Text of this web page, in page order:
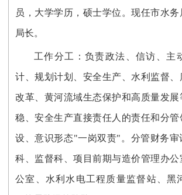
员，大学学历，硕士学位。现任市水务
局长。
工作分工：负责政法、信访、 主
计、规划计划、安全生产 水利监督、
改革 、黄河流域生态保护和高质量发展
稳、安全生产直接责任人的责任和分
设、意识形态"一岗双责"。分管财务审
科、监督科、项目前期与造价管理办
公室 水利水电工程质量监督站 、黑